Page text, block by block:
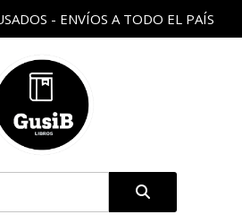
- ENVÍOS A TODO EL PAÍS